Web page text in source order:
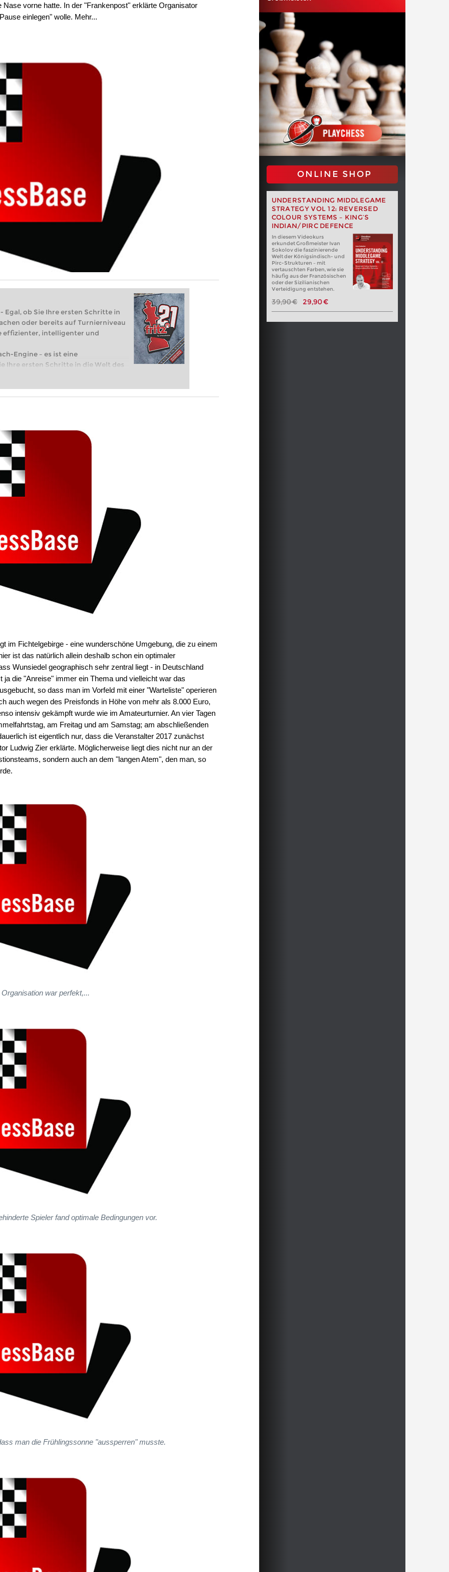
vorne hatte. In der "Frankenpost" erklärte Organisator
einlegen" wolle. Mehr...
ob Sie Ihre ersten Schritte in
oder bereits auf Turnierniveau
effizienter, intelligenter und
Engine – es ist eine
Ihre ersten Schritte in die Welt des
ONLINE SHOP
UNDERSTANDING MIDDLEGAME
STRATEGY VOL 12: REVERSED
COLOUR SYSTEMS – KING’S
INDIAN/PIRC DEFENCE
In diesem Videokurs
erkundet Großmeister Ivan
Sokolov die faszinierende
Welt der Königsindisch- und
Pirc-Strukturen – mit
vertauschten Farben, wie sie
häufig aus der Französischen
oder der Sizilianischen
Verteidigung entstehen.
39,90 € 29,90 €
im Fichtelgebirge - eine wunderschöne Umgebung, die zu einem
ist das natürlich allein deshalb schon ein optimaler
Wunsiedel geographisch sehr zentral liegt - in Deutschland
die "Anreise" immer ein Thema und vielleicht war das
so dass man im Vorfeld mit einer "Warteliste" operieren
auch wegen des Preisfonds in Höhe von mehr als 8.000 Euro,
intensiv gekämpft wurde wie im Amateurturnier. An vier Tagen
am Freitag und am Samstag; am abschließenden
ist eigentlich nur, dass die Veranstalter 2017 zunächst
Ludwig Zier erklärte. Möglicherweise liegt dies nicht nur an der
sondern auch an dem "langen Atem", den man, so
war perfekt,...
Spieler fand optimale Bedingungen vor.
man die Frühlingssonne "aussperren" musste.